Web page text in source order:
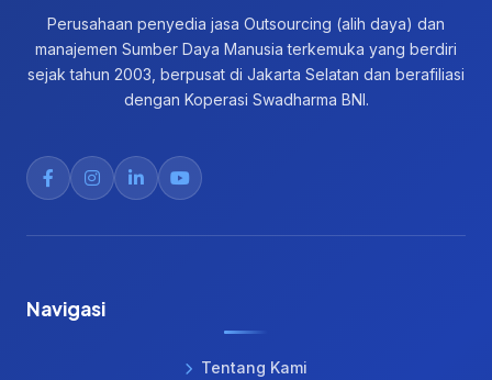
Perusahaan penyedia jasa Outsourcing (alih daya) dan
manajemen Sumber Daya Manusia terkemuka yang berdiri
sejak tahun 2003, berpusat di Jakarta Selatan dan berafiliasi
dengan Koperasi Swadharma BNI.
Navigasi
Tentang Kami